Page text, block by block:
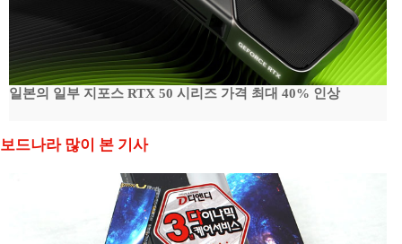
일본의 일부 지포스 RTX 50 시리즈 가격 최대 40% 인상
보드나라 많이 본 기사